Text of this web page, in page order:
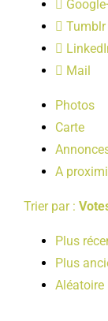
PUBLICATIONS
Tumblr
Mail
Photos
Carte
A
Trier par :
Plus
Plus
Aléatoire